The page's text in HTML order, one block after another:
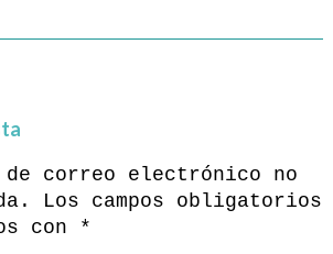
correo electrónico no
Los campos obligatorios
con
*